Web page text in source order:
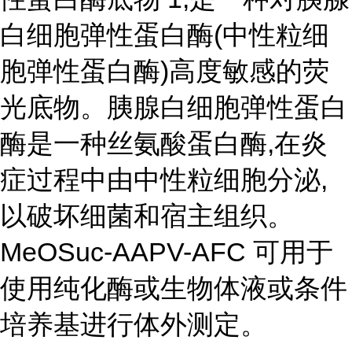
白细胞弹性蛋白酶(中性粒细
胞弹性蛋白酶)高度敏感的荧
光底物。胰腺白细胞弹性蛋白
酶是一种丝氨酸蛋白酶,在炎
症过程中由中性粒细胞分泌,
以破坏细菌和宿主组织。
MeOSuc-AAPV-AFC 可用于
使用纯化酶或生物体液或条件
培养基进行体外测定。